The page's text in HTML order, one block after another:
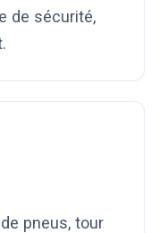
de sécurité,
pneus, tour